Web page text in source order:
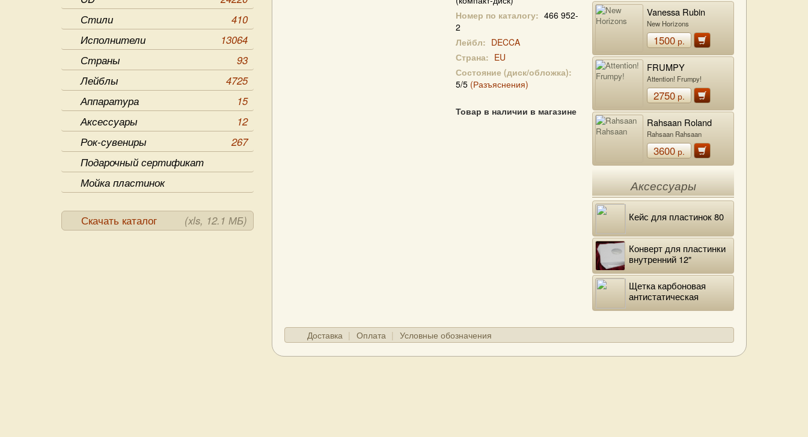
Стили
410
Исполнители
13064
Страны
93
Лейблы
4725
Аппаратура
15
Аксессуары
12
Рок-сувениры
267
Подарочный сертификат
Мойка пластинок
Скачать каталог (xls, 12.1 МБ)
Номер по каталогу: 466 952-
2
Лейбл: DECCA
Страна: EU
Состояние (диск/обложка):
5/5 (Разъяснения)
Товар в наличии в магазине
Vanessa Rubin
New Horizons
1500р.
FRUMPY
Attention! Frumpy!
2750р.
Rahsaan Roland
Kirk & The Vibration
Society
Rahsaan Rahsaan
3600р.
Аксессуары
Кейс для пластинок 80
Конверт для пластинки
внутренний 12"
Щетка карбоновая
антистатическая
Доставка Оплата Условные обозначения